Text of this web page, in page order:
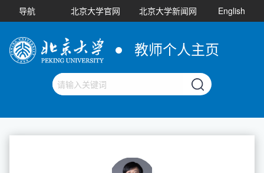
导航 北京大学官网 北京大学新闻网 English
教师个人主页